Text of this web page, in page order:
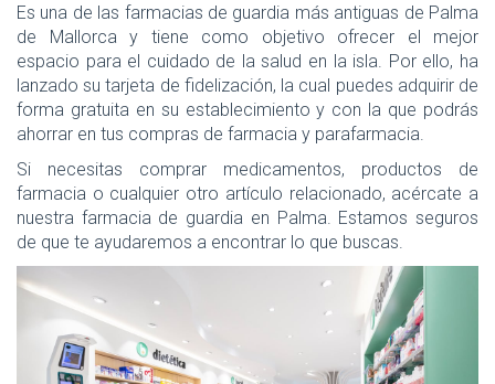
Es una de las farmacias de guardia más antiguas de Palma
de Mallorca y tiene como objetivo ofrecer el mejor
espacio para el cuidado de la salud en la isla. Por ello, ha
lanzado su tarjeta de fidelización, la cual puedes adquirir de
forma gratuita en su establecimiento y con la que podrás
ahorrar en tus compras de farmacia y parafarmacia.
Si necesitas comprar medicamentos, productos de
farmacia o cualquier otro artículo relacionado, acércate a
nuestra farmacia de guardia en Palma. Estamos seguros
de que te ayudaremos a encontrar lo que buscas.